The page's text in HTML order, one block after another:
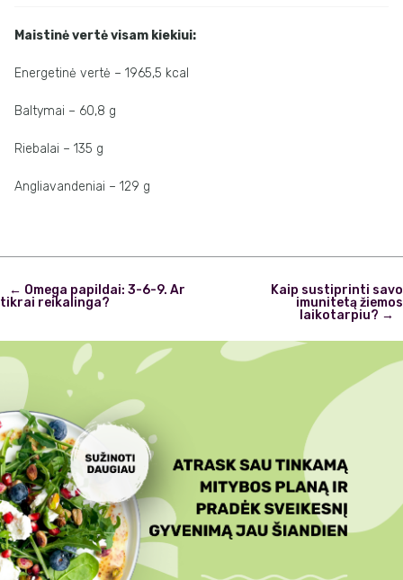
Maistinė vertė visam kiekiui:
Energetinė vertė – 1965,5 kcal
Baltymai – 60,8 g
Riebalai – 135 g
Angliavandeniai – 129 g
Post
navigation
Kaip sustiprinti savo
imunitetą žiemos
laikotarpiu? →
← Omega papildai: 3-6-9. Ar
tikrai reikalinga?